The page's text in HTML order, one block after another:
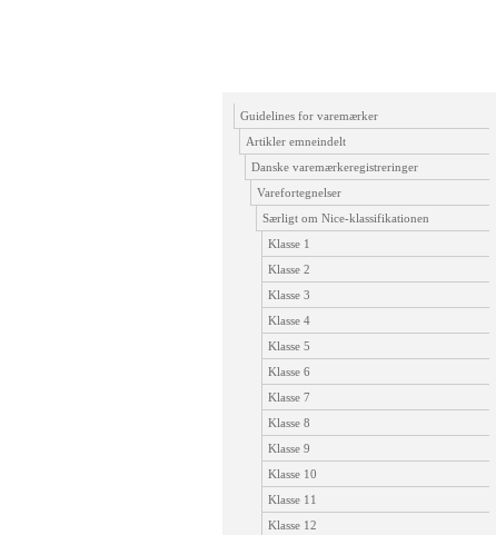
Guidelines for varemærker
Artikler emneindelt
Danske varemærkeregistreringer
Varefortegnelser
Særligt om Nice-klassifikationen
Klasse 1
Klasse 2
Klasse 3
Klasse 4
Klasse 5
Klasse 6
Klasse 7
Klasse 8
Klasse 9
Klasse 10
Klasse 11
Klasse 12